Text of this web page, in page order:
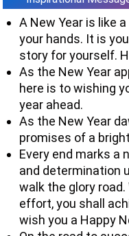
A New Year is like
your hands. It is
story for yourself.
As the New Year
here is to wishing
year ahead.
As the New Year
promises of a
Every end marks a
and determination
walk the glory
effort, you shall
wish you a Happy